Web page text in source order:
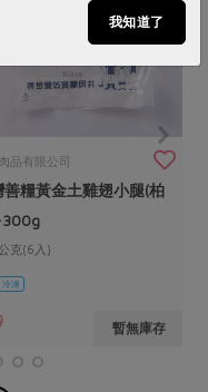
品有限公司
善糧黃金土雞翅小腿(柏
克(6入)
冷凍
暫無庫存
我知道了